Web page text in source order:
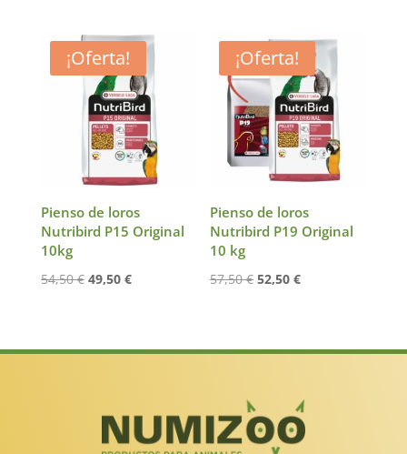
era:
14,00 €.12,00 €.
desde
34,00 €
hasta
140,00 €
¡Oferta!
Pienso de loros
Nutribird P15 Original
10kg
54,50€ El
era:
49,50 €El
es:
¡Oferta!
Pienso de loros
Nutribird P19 Original
10 kg
57,50€ El
era:
52,50€El
es: